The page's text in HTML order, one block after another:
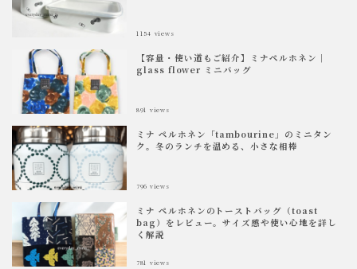
1154 views
【容量・使い道もご紹介】ミナペルホネン｜
glass flower ミニバッグ
891 views
ミナ ペルホネン「tambourine」のミニタン
ク。冬のランチを温める、小さな相棒
796 views
ミナ ペルホネンのトーストバッグ（toast
bag）をレビュー。サイズ感や使い心地を詳し
く解説
781 views